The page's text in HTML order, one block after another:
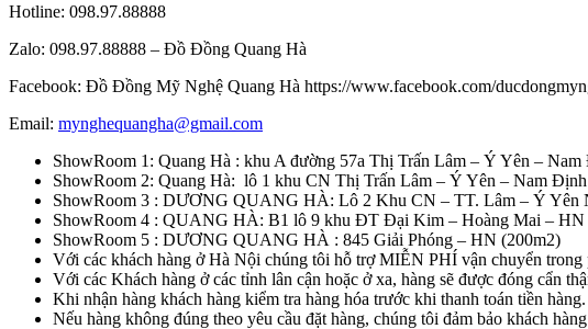
Hotline: 098.97.88888
Zalo: 098.97.88888 – Đồ Đồng Quang Hà
Facebook: Đồ Đồng Mỹ Nghệ Quang Hà https://www.facebook.com/
Email: mynghequangha@gmail.com
ShowRoom 1: Quang Hà : khu A đường 57a Thị Trấn Lâm – Ý Yên –
ShowRoom 2: Quang Hà: lô 1 khu CN Thị Trấn Lâm – Ý Yên – Nam
ShowRoom 3 : DƯƠNG QUANG HÀ: Lô 2 Khu CN – TT. Lâm – Ý Yên
ShowRoom 4 : QUANG HÀ: B1 lô 9 khu ĐT Đại Kim – Hoàng Mai – HN
ShowRoom 5 : DƯƠNG QUANG HÀ : 845 Giải Phóng – HN (200m2)
Với các khách hàng ở Hà Nội chúng tôi hỗ trợ MIỄN PHÍ vận chuyển trong
Với các Khách hàng ở các tỉnh lân cận hoặc ở xa, hàng sẽ được đóng cẩn
Khi nhận hàng khách hàng kiểm tra hàng hóa trước khi thanh toán tiền hàng.
Nếu hàng không đúng theo yêu cầu đặt hàng, chúng tôi đảm bảo khách